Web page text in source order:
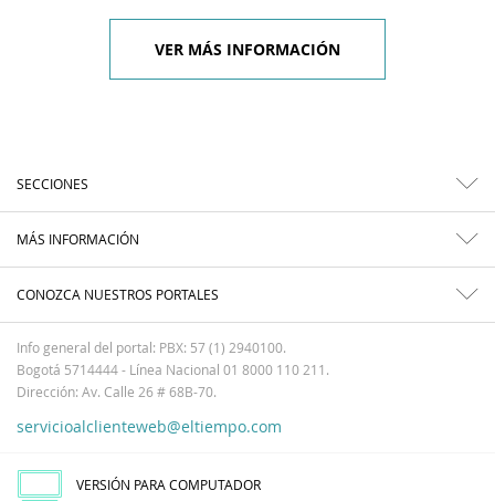
VER MÁS INFORMACIÓN
SECCIONES
MÁS INFORMACIÓN
CONOZCA NUESTROS PORTALES
Info general del portal: PBX: 57 (1) 2940100.
Bogotá 5714444 - Línea Nacional 01 8000 110 211.
Dirección: Av. Calle 26 # 68B-70.
servicioalclienteweb@eltiempo.com
VERSIÓN PARA COMPUTADOR